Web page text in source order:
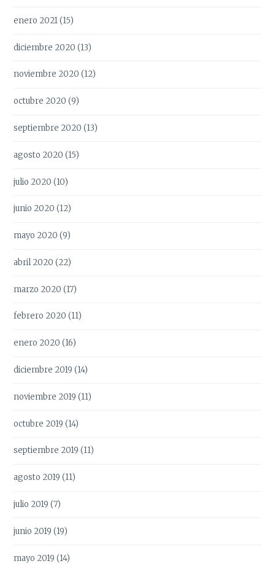
enero 2021(15)
diciembre 2020 (13)
noviembre 2020 (12)
octubre 2020 (9)
septiembre 2020 (13)
agosto 2020 (15)
julio 2020 (10)
junio 2020 (12)
mayo 2020 (9)
abril 2020 (22)
marzo 2020 (17)
febrero 2020 (11)
enero 2020 (16)
diciembre 2019 (14)
noviembre 2019 (11)
octubre 2019 (14)
septiembre 2019 (11)
agosto 2019 (11)
julio 2019 (7)
junio 2019 (19)
mayo 2019 (14)